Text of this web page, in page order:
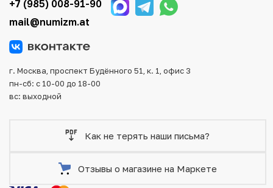
повреждения во время доставки.
+7 (985) 008-91-90
mail@numizm.at
г. Москва, проспект Будённого 51, к. 1, офис 3
пн-сб: с 10-00 до 18-00
вс: выходной
Как не терять наши письма?
Отзывы о магазине на Маркете